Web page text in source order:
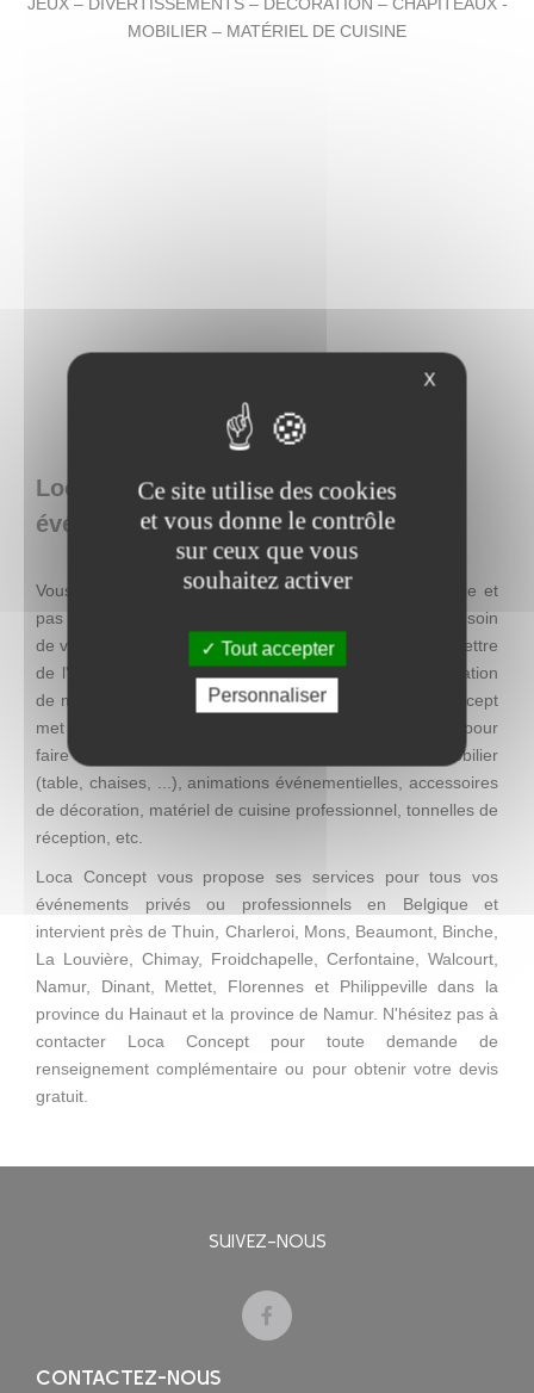
MOBILIER – MATÉRIEL DE CUISINE
Loca Concept : location de matériel
événementiel en Belgique
Vous recherchez une décoration facile à mettre en place et
pas chère, mais qui se distingue par son originalité ? Besoin
de visibilité pour une action promotionnelle ? Envie de mettre
de l'ambiance lors d'un événement ? Entreprise de location
de matériel événementiel à Charleroi (Thuin), Loca Concept
met à votre disposition tout se dont vous avez besoin pour
faire de votre événement une réussite : vaisselle, mobilier
(table, chaises, ...), animations événementielles, accessoires
de décoration, matériel de cuisine professionnel, tonnelles de
réception, etc.
Loca Concept vous propose ses services pour tous vos
événements privés ou professionnels en Belgique et
intervient près de Thuin, Charleroi, Mons, Beaumont, Binche,
La Louvière, Chimay, Froidchapelle, Cerfontaine, Walcourt,
Namur, Dinant, Mettet, Florennes et Philippeville dans la
province du Hainaut et la province de Namur. N'hésitez pas à
contacter Loca Concept pour toute demande de
renseignement complémentaire ou pour obtenir votre devis
gratuit.
SUIVEZ-NOUS
CONTACTEZ-NOUS
X
Ce site utilise des cookies
et vous donne le contrôle
sur ceux que vous
souhaitez activer
Tout accepter
Personnaliser